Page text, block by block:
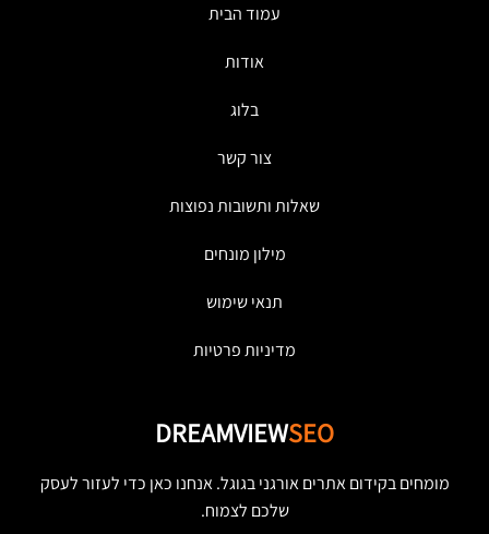
עמוד הבית
אודות
בלוג
צור קשר
שאלות ותשובות נפוצות
מילון מונחים
תנאי שימוש
מדיניות פרטיות
DREAMVIEWSEO
מומחים בקידום אתרים אורגני בגוגל. אנחנו כאן כדי לעזור לעסק
שלכם לצמוח.